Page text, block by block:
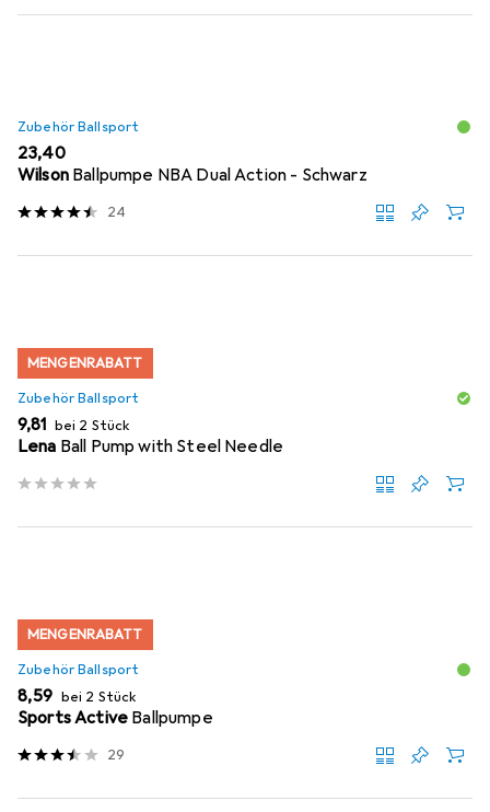
Zubehör Ballsport
EUR
23,40
Wilson Ballpumpe NBA Dual Action - Schwarz
24
MENGENRABATT
Zubehör Ballsport
EUR
9,81 bei 2 Stück
Lena Ball Pump with Steel Needle
MENGENRABATT
Zubehör Ballsport
EUR
8,59 bei 2 Stück
Sports Active Ballpumpe
29